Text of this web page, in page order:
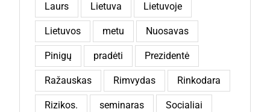
Laurs Lietuva Lietuvoje
Lietuvos metu Nuosavas
Pinigų pradėti Prezidentė
Ražauskas Rimvydas Rinkodara
Rizikos. seminaras Socialiai